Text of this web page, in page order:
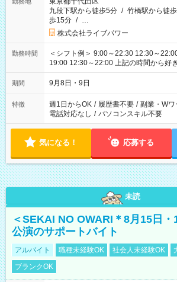
九段下駅から徒歩5分 / 竹橋駅から徒
歩15分 / …
株式会社ライブパワー
勤務時間
＜シフト例＞ 9:00～22:30 12:30～
19:00 12:30～22:00 上記の時間から好きな時間を選べます！ ※
時間は変更となる可能性があります
期間 9月8日・9日
特徴 週1日からOK / 履歴書不要 / 副業・Wワ
電話対応なし / パソコンスキル不要
気になる！ 応募する
未読
＜SEKAI NO OWARI＊8月15日
公演のサポートバイト
アルバイト 職種未経験OK 社会人未経験OK
ブランクOK